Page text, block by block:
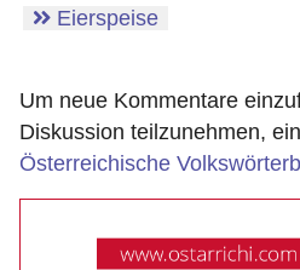
Eierspeise
Um neue Kommentare
Diskussion teilzunehmen,
Österreichische